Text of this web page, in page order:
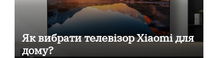
Як вибрати телевізор Xiaomi для
дому?